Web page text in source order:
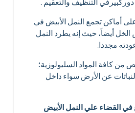
التنظيف والتعقيم .
أماكن تجمع النمل الأبيض في
أيضاً، حيث إنه يطرد النمل
مجددا.
كافة المواد السليولوزية؛
عن الأرض سواء داخل
في القضاء علي النمل الأبيض